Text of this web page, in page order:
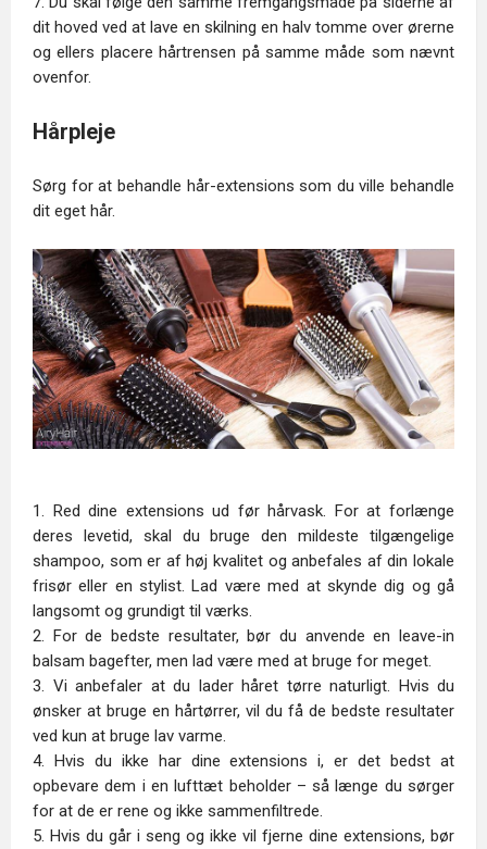
dit hoved ved at lave en skilning en halv tomme over ørerne
og ellers placere hårtrensen på samme måde som nævnt
ovenfor.
Hårpleje
Sørg for at behandle hår-extensions som du ville behandle
dit eget hår.
1. Red dine extensions ud før hårvask. For at forlænge
deres levetid, skal du bruge den mildeste tilgængelige
shampoo, som er af høj kvalitet og anbefales af din lokale
frisør eller en stylist. Lad være med at skynde dig og gå
langsomt og grundigt til værks.
2. For de bedste resultater, bør du anvende en leave-in
balsam bagefter, men lad være med at bruge for meget.
3. Vi anbefaler at du lader håret tørre naturligt. Hvis du
ønsker at bruge en hårtørrer, vil du få de bedste resultater
ved kun at bruge lav varme.
4. Hvis du ikke har dine extensions i, er det bedst at
opbevare dem i en lufttæt beholder – så længe du sørger
for at de er rene og ikke sammenfiltrede.
5. Hvis du går i seng og ikke vil fjerne dine extensions, bør